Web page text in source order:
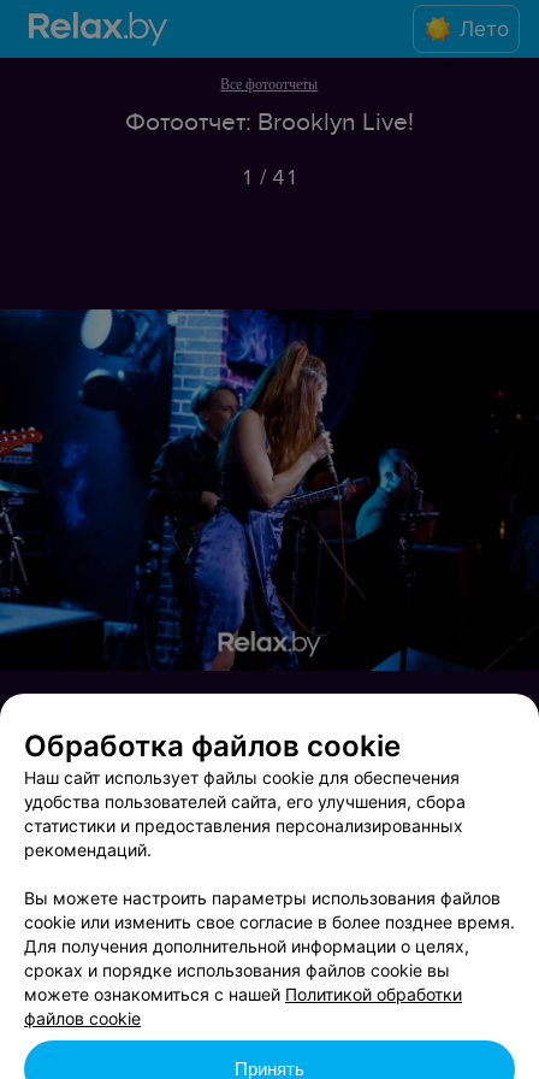
Лето
Все фотоотчеты
Фотоотчет: Brooklyn Live!
1 / 41
Brooklyn Live Zavod Friday Night
Обработка файлов cookie
Наш сайт использует файлы cookie для обеспечения
удобства пользователей сайта, его улучшения, сбора
статистики и предоставления персонализированных
рекомендаций.
Вы можете настроить параметры использования файлов
cookie или изменить свое согласие в более позднее время.
Для получения дополнительной информации о целях,
сроках и порядке использования файлов cookie вы
можете ознакомиться с нашей Политикой обработки
файлов cookie
Принять